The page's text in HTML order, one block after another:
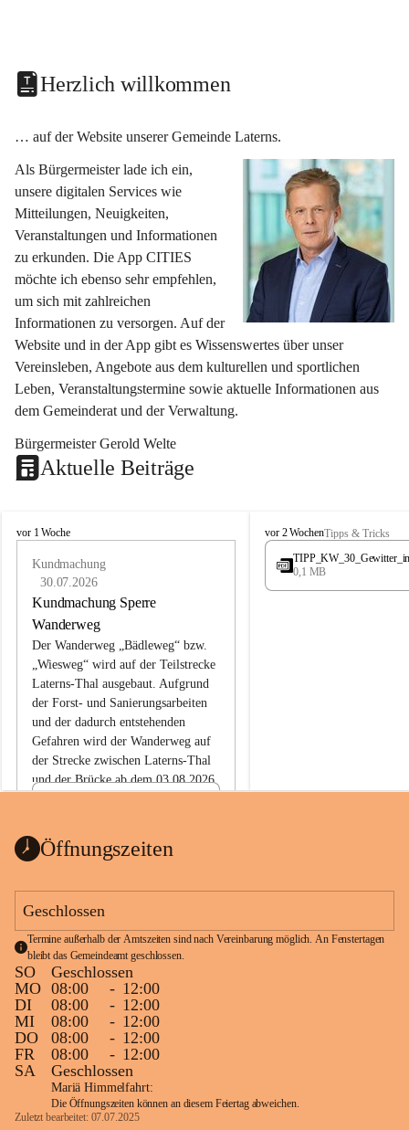
Herzlich willkommen
… auf der Website unserer Gemeinde Laterns.
Als Bürgermeister lade ich ein,
unsere digitalen Services wie
Mitteilungen, Neuigkeiten,
Veranstaltungen und Informationen
zu erkunden. Die App CITIES
möchte ich ebenso sehr empfehlen,
um sich mit zahlreichen
Informationen zu versorgen. Auf der
Website und in der App gibt es Wissenswertes über unser
Vereinsleben, Angebote aus dem kulturellen und sportlichen
Leben, Veranstaltungstermine sowie aktuelle Informationen aus
dem Gemeinderat und der Verwaltung.
Bürgermeister Gerold Welte
Aktuelle Beiträge
L
vor 1 Woche
Kundmachung
30.07.2026
Kundmachung Sperre
Wanderweg
Der Wanderweg „Bädleweg“ bzw.
„Wiesweg“ wird auf der Teilstrecke
Laterns-Thal ausgebaut. Aufgrund
der Forst- und Sanierungsarbeiten
und der dadurch entstehenden
Gefahren wird der Wanderweg auf
der Strecke zwischen Laterns-Thal
und der Brücke ab dem 03.08.2026
ht
1 Seite•0,1 MB
L
a
e
vor 2 WochenTipps & Tricks
0,1 MB
Öffnungszeiten
Geschlossen
Termine außerhalb der Amtszeiten sind nach Vereinbarung möglich. An Fenstertagen
bleibt das Gemeindeamt geschlossen.
SO
Geschlossen
MO 08:00 - 12:00
DI
08:00 - 12:00
MI
08:00 - 12:00
DO
08:00 - 12:00
FR
08:00 - 12:00
SA
Geschlossen
Mariä Himmelfahrt:
Die Öffnungszeiten können an diesem Feiertag abweichen.
Zuletzt bearbeitet: 07.07.2025